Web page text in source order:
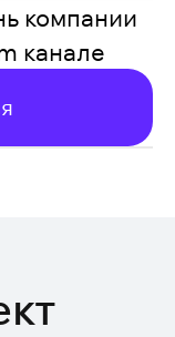
компании
канале